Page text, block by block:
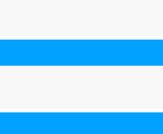
в течение 7 дней.